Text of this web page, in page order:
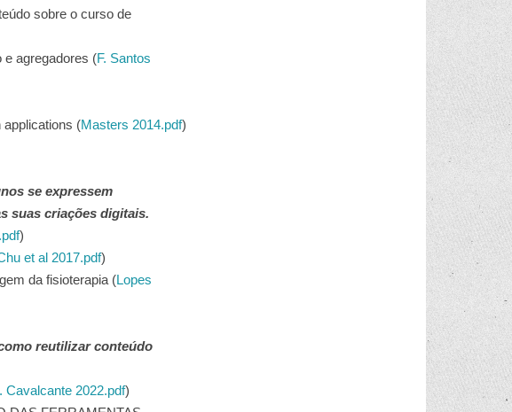
sobre o curso de
e agregadores (F. Santos
applications (Masters 2014.pdf)
se expressem
suas criações digitais.
)
et al 2017.pdf)
da fisioterapia (Lopes
reutilizar conteúdo
Cavalcante 2022.pdf)